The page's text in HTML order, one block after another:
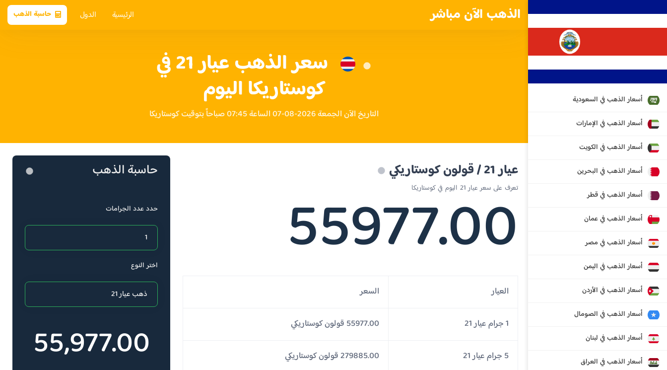
الذهب الآن مباشر الرئيسية الدول حاسبة الذهب
أسعار الذهب في السعودية
أسعار الذهب في الإمارات
أسعار الذهب في الكويت
أسعار الذهب في البحرين
أسعار الذهب في قطر
أسعار الذهب في عمان
أسعار الذهب في مصر
أسعار الذهب في اليمن
أسعار الذهب في الأردن
أسعار الذهب في الصومال
أسعار الذهب في لبنان
أسعار الذهب في العراق
سعر الذهب عيار 21 في
كوستاريكا اليوم
التاريخ الآن الجمعة 2026-08-07 الساعة 07:45 صباحاً بتوقيت كوستاريكا
عيار 21 / قولون كوستاريكي
تعرف على سعر عيار 21 اليوم في كوستاريكا
55977.00
العيار السعر
1 جرام عيار 21 55977.00 قولون كوستاريكي
5 جرام عيار 21 279885.00 قولون كوستاريكي
حاسبة الذهب
حدد عدد الجرامات
اختر النوع
55,977.00